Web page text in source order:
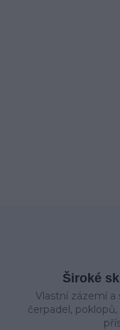
Široké
Vlastní zázemí a
čerpadel,